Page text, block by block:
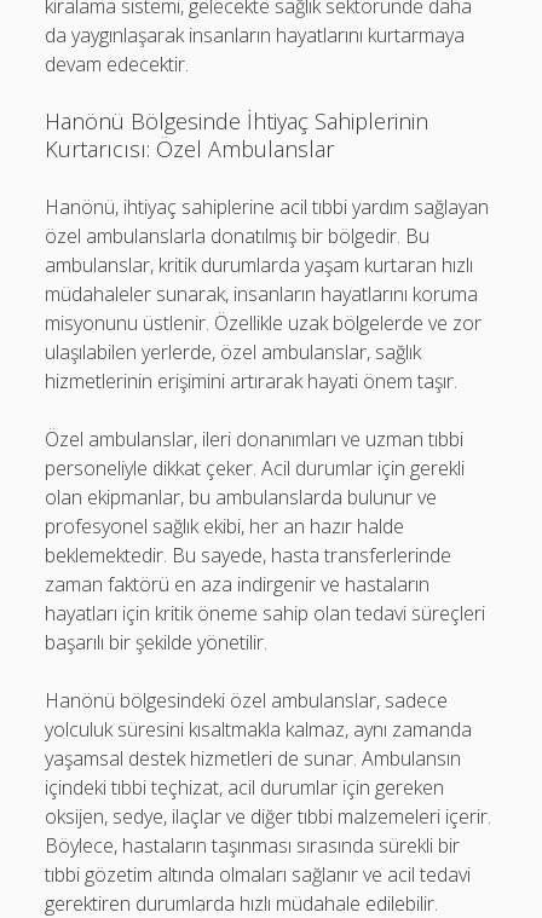
kiralama sistemi, gelecekte sağlık sektöründe daha
da yaygınlaşarak insanların hayatlarını kurtarmaya
devam edecektir.
Hanönü Bölgesinde İhtiyaç Sahiplerinin
Kurtarıcısı: Özel Ambulanslar
Hanönü, ihtiyaç sahiplerine acil tıbbi yardım sağlayan
özel ambulanslarla donatılmış bir bölgedir. Bu
ambulanslar, kritik durumlarda yaşam kurtaran hızlı
müdahaleler sunarak, insanların hayatlarını koruma
misyonunu üstlenir. Özellikle uzak bölgelerde ve zor
ulaşılabilen yerlerde, özel ambulanslar, sağlık
hizmetlerinin erişimini artırarak hayati önem taşır.
Özel ambulanslar, ileri donanımları ve uzman tıbbi
personeliyle dikkat çeker. Acil durumlar için gerekli
olan ekipmanlar, bu ambulanslarda bulunur ve
profesyonel sağlık ekibi, her an hazır halde
beklemektedir. Bu sayede, hasta transferlerinde
zaman faktörü en aza indirgenir ve hastaların
hayatları için kritik öneme sahip olan tedavi süreçleri
başarılı bir şekilde yönetilir.
Hanönü bölgesindeki özel ambulanslar, sadece
yolculuk süresini kısaltmakla kalmaz, aynı zamanda
yaşamsal destek hizmetleri de sunar. Ambulansın
içindeki tıbbi teçhizat, acil durumlar için gereken
oksijen, sedye, ilaçlar ve diğer tıbbi malzemeleri içerir.
Böylece, hastaların taşınması sırasında sürekli bir
tıbbi gözetim altında olmaları sağlanır ve acil tedavi
gerektiren durumlarda hızlı müdahale edilebilir.